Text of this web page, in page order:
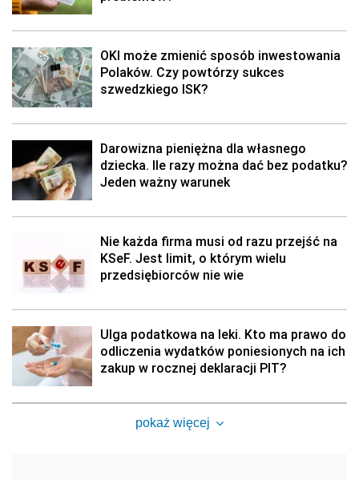
OKI może zmienić sposób inwestowania
Polaków. Czy powtórzy sukces
szwedzkiego ISK?
Darowizna pieniężna dla własnego
dziecka. Ile razy można dać bez podatku?
Jeden ważny warunek
Nie każda firma musi od razu przejść na
KSeF. Jest limit, o którym wielu
przedsiębiorców nie wie
Ulga podatkowa na leki. Kto ma prawo do
odliczenia wydatków poniesionych na ich
zakup w rocznej deklaracji PIT?
pokaż więcej